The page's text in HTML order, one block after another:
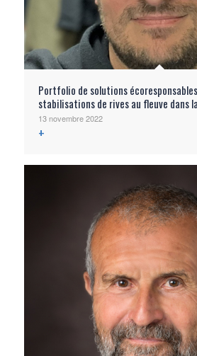
Portfolio de solutions
stabilisations de rives au fleuve dans
13 novembre 2022